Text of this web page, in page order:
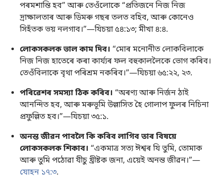
পৰমশান্তি হব” আৰু তেওঁলোকে “প্ৰতিজনে নিজ নিজ
দ্ৰাক্ষালতাৰ আৰু ডিমৰু গছৰ তলত বহিব, আৰু কোনেও
সিহঁতক ভয় নলগাব।”—যিচয়া ৫৪:১৩;মীখা ৪:৪.
লোকসকলক ভাল কাম দিব। “মোৰ মনোনীত লোকবিলাকে
নিজ নিজ হাতেৰে কৰা কাৰ্য্যৰ ফল বহুকাললৈকে ভোগ কৰিব।
তেওঁবিলাকে বৃথা পৰিশ্ৰম নকৰিব।”—যিচয়া ৬৫:২২, ২৩.
পৰিৱেশৰ সমস্যা ঠিক কৰিব। “অৰণ্য আৰু নিৰ্জন ঠাই
আনন্দিত হব, আৰু মৰুভূমি উল্লাসিত হৈ গোলাপ ফুলৰ নিচিনা
প্ৰফুল্লিত হব।”—যিচয়া ৩৫:১.
অনন্ত জীৱন পাবলৈ কি কৰিব লাগিব তাৰ বিষয়ে
লোকসকলক শিকাব। “একমাত্ৰ সত্য ঈশ্বৰ যি তুমি, তোমাক
আৰু তুমি পঠোৱা যীচু খ্ৰীষ্টক জনা, এয়েই অনন্ত জীৱন।”—
যোহন ১৭:৩.